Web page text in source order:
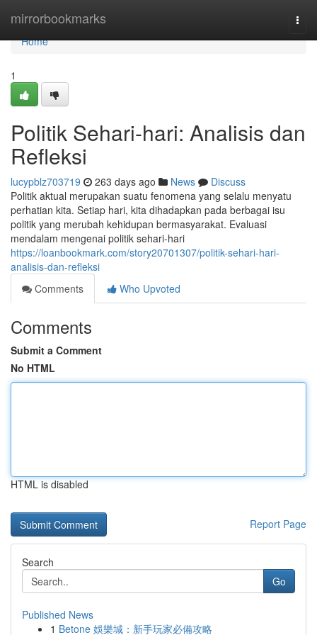
mirrorbookmarks
Home
Home
1
Politik Sehari-hari: Analisis dan
Refleksi
lucypblz703719 263 days ago News
Discuss
Politik aktual merupakan suatu fenomena yang selalu menyatu
perhatian kita. Setiap hari, kita dihadapkan pada berbagai isu
politik yang merubah kehidupan bermasyarakat. Evaluasi
mendalam mengenai politik sehari-hari
https://loanbookmark.com/story20701307/politik-sehari-hari-
analisis-dan-refleksi
Comments
Who Upvoted
Comments
Submit a Comment
No HTML
HTML is disabled
Report Page
Search
Go
Published News
1 Betone 娛樂城：新手玩家必備攻略